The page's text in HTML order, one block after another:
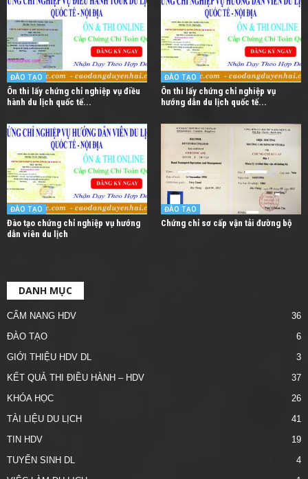
ĐÀO TẠO
Ôn thi lấy chứng chỉ nghiệp vụ điều
hành du lịch quốc tế...
ĐÀO TẠO
Ôn thi lấy chứng chỉ nghiệp vụ
hướng dẫn du lịch quốc tế...
ĐÀO TẠO
Đào tạo chứng chỉ nghiệp vụ hướng
dẫn viên du lịch
ĐÀO TẠO
Chứng chỉ sơ cấp vận tải đường bộ
DANH MỤC
CẨM NANG HDV
36
ĐÀO TẠO
6
GIỚI THIỆU HDV DL
3
KẾT QUẢ THI ĐIỀU HÀNH – HDV
37
KHÓA HỌC
26
TÀI LIỆU DU LỊCH
41
TIN HDV
19
TUYỂN SINH DL
4